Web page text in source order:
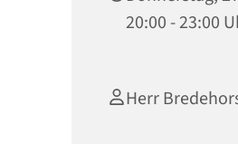
20:00 - 23:00
Herr